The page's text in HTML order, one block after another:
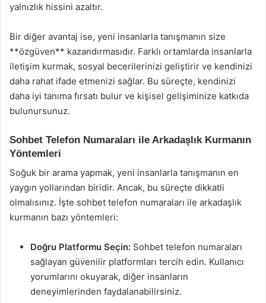
yalnızlık hissini azaltır.
Bir diğer avantaj ise, yeni insanlarla tanışmanın size
**özgüven** kazandırmasıdır. Farklı ortamlarda insanlarla
iletişim kurmak, sosyal becerilerinizi geliştirir ve kendinizi
daha rahat ifade etmenizi sağlar. Bu süreçte, kendinizi
daha iyi tanıma fırsatı bulur ve kişisel gelişiminize katkıda
bulunursunuz.
Sohbet Telefon Numaraları ile Arkadaşlık Kurmanın
Yöntemleri
Soğuk bir arama yapmak, yeni insanlarla tanışmanın en
yaygın yollarından biridir. Ancak, bu süreçte dikkatli
olmalısınız. İşte sohbet telefon numaraları ile arkadaşlık
kurmanın bazı yöntemleri:
Doğru Platformu Seçin: Sohbet telefon numaraları
sağlayan güvenilir platformları tercih edin. Kullanıcı
yorumlarını okuyarak, diğer insanların
deneyimlerinden faydalanabilirsiniz.